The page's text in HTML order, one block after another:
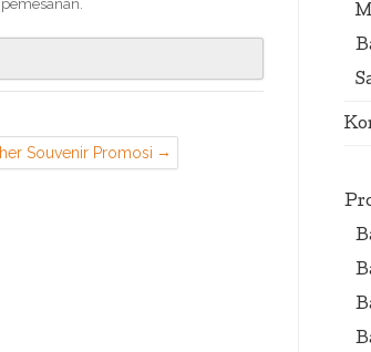
Souvenir Promosi
di Sukmajaya Depok